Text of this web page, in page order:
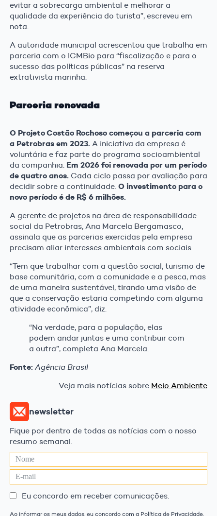
evitar a sobrecarga ambiental e melhorar a
qualidade da experiência do turista”, escreveu em
nota.
A autoridade municipal acrescentou que trabalha em
parceria com o ICMBio para “fiscalização e para o
sucesso das políticas públicas” na reserva
extrativista marinha.
Parceria renovada
O Projeto Costão Rochoso começou a parceria com
a Petrobras em 2023. A iniciativa da empresa é
voluntária e faz parte do programa socioambiental
da companhia. Em 2026 foi renovada por um período
de quatro anos. Cada ciclo passa por avaliação para
decidir sobre a continuidade. O investimento para o
novo período é de R$ 6 milhões.
A gerente de projetos na área de responsabilidade
social da Petrobras, Ana Marcela Bergamasco,
assinala que as parcerias exercidas pela empresa
precisam aliar interesses ambientais com sociais.
“Tem que trabalhar com a questão social, turismo de
base comunitária, com a comunidade e a pesca, mas
de uma maneira sustentável, tirando uma visão de
que a conservação estaria competindo com alguma
atividade econômica”, diz.
“Na verdade, para a população, elas
podem andar juntas e uma contribuir com
a outra”, completa Ana Marcela.
Fonte: Agência Brasil
Veja mais notícias sobre Meio Ambiente
newsletter
Fique por dentro de todas as notícias com o nosso
resumo semanal.
Eu concordo em receber comunicações.
Ao informar os meus dados, eu concordo com a Política de Privacidade.